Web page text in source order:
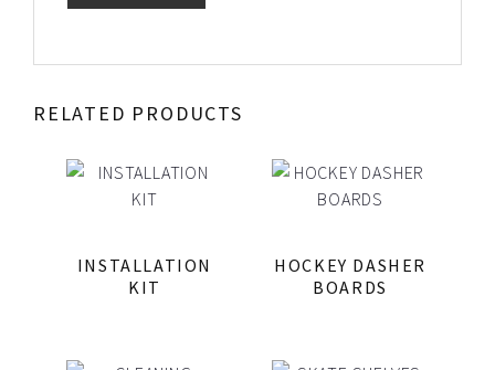
RELATED PRODUCTS
INSTALLATION
KIT
HOCKEY DASHER
BOARDS